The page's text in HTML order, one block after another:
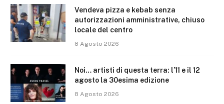
Vendeva pizza e kebab senza
autorizzazioni amministrative, chiuso
locale del centro
8 Agosto 2026
Noi… artisti di questa terra: l’11 e il 12
agosto la 30esima edizione
8 Agosto 2026